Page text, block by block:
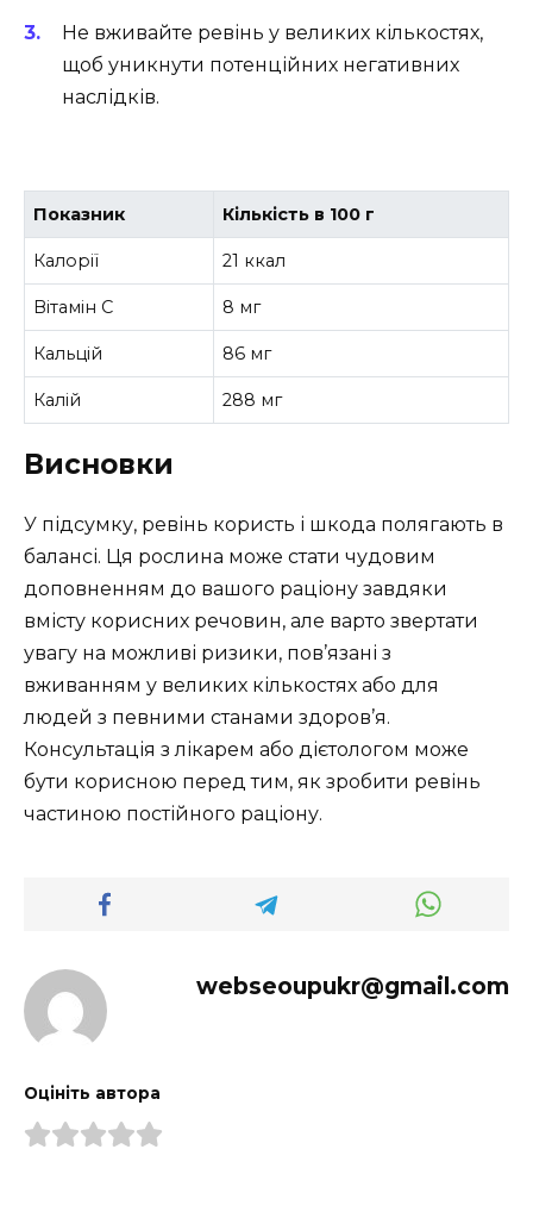
Не вживайте ревінь у великих кількостях,
щоб уникнути потенційних негативних
наслідків.
Показник Кількість в 100 г
Калорії 21 ккал
Вітамін C 8 мг
Кальцій 86 мг
Калій 288 мг
Висновки
У підсумку, ревінь користь і шкода полягають в
балансі. Ця рослина може стати чудовим
доповненням до вашого раціону завдяки
вмісту корисних речовин, але варто звертати
увагу на можливі ризики, пов’язані з
вживанням у великих кількостях або для
людей з певними станами здоров’я.
Консультація з лікарем або дієтологом може
бути корисною перед тим, як зробити ревінь
частиною постійного раціону.
webseoupukr@gmail.com
Оцініть автора